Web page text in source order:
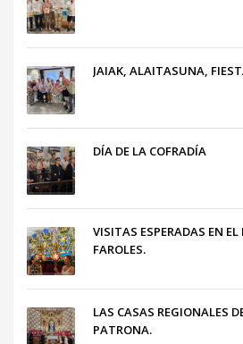
JAIAK, ALAITASUNA,
DÍA DE LA COFRADÍA
VISITAS ESPERADAS EN EL
FAROLES.
LAS CASAS REGIONALES
PATRONA.